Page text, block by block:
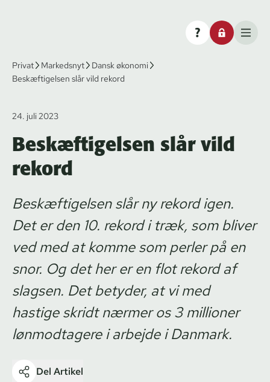
Privat Markedsnyt
Dansk økonomi
Beskæftigelsen slår vild rekord
24. juli 2023
Beskæftigelsen slår vild
rekord
Beskæftigelsen slår ny rekord igen.
Det er den 10. rekord i træk, som bliver
ved med at komme som perler på en
snor. Og det her er en flot rekord af
slagsen. Det betyder, at vi med
hastige skridt nærmer os 3 millioner
lønmodtagere i arbejde i Danmark.
Del Artikel